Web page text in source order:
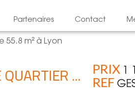
partenaires contact
m² à Lyon
... PRIX 1
REF